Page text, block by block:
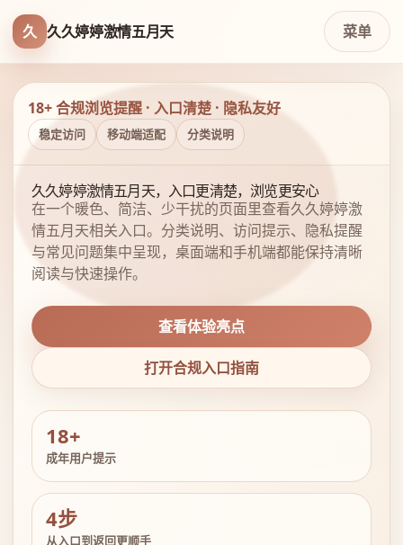
久 久久婷婷激情五月天 菜单
18+ 合规浏览提醒 · 入口清楚 · 隐私友好
稳定访问 移动端适配 分类说明
久久婷婷激情五月天，入口更清楚，浏览更安心
在一个暖色、简洁、少干扰的页面里查看久久婷婷激
情五月天相关入口。分类说明、访问提示、隐私提醒
与常见问题集中呈现，桌面端和手机端都能保持清晰
阅读与快速操作。
查看体验亮点
打开合规入口指南
18+
成年用户提示
4步
从入口到返回更顺手